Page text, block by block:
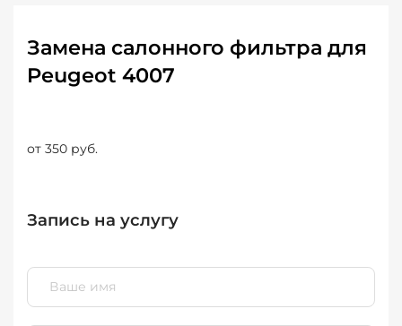
Замена салонного фильтра для
Peugeot 4007
от 350 руб.
Запись на услугу